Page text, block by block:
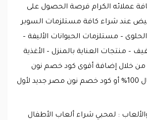
عملائه الكرام فرصة الحصول على
عند شراء كافة مستلزمات السوبر
– مستلزمات الحيوانات الأليفة –
منتجات العناية بالمنزل – الأغذية
من خلال إضافة أقوى كود خصم نون
مصر جديد وفعال 100% أو كود خصم نون مصر جديد لأول
: لمحبي شراء ألعاب الأطفال